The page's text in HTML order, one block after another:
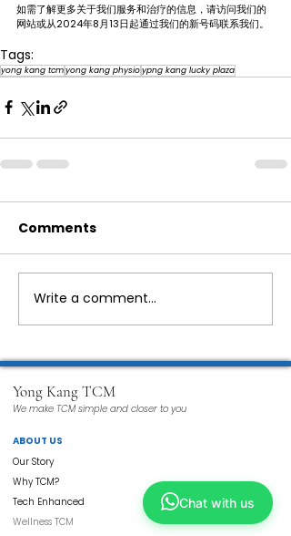
如需了解更多关于我们服务和治疗的信息，请访问我们的
网站或从2024年8月13日起通过我们的新号码联系我们。
Tags:
yong kang tcmyong kang physioypng kang lucky plaza
Comments
Write a comment...
Yong Kang TCM
We make TCM simple and closer to you
ABOUT US
Our Story
Why TCM?
Tech Enhanced
Wellness TCM
Chat with us